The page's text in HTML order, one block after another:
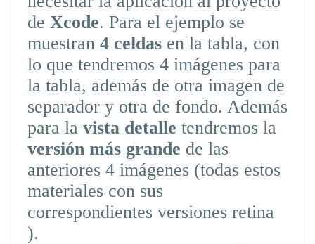
de Xcode. Para el ejemplo se
muestran 4 celdas en la tabla, con
lo que tendremos 4 imágenes para
la tabla, además de otra imagen de
separador y otra de fondo. Además
para la vista detalle tendremos la
versión más grande de las
anteriores 4 imágenes (todas estos
materiales con sus
correspondientes versiones retina
).